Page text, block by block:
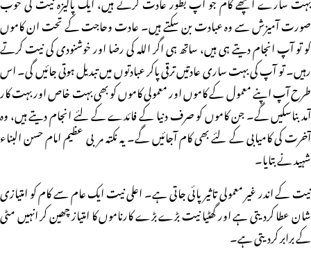
صورت آمیزش سے وہ عبادت بن سکتے ہیں۔ عادت وحاجت کے تحت ان کاموں
کو تو آپ انجام دیتے ہی ہیں، ساتھ ہی اگر اللہ کی رضا اور خوشنودی کی نیت کرتے
رہیں۔ تو آپ کی بہت ساری عادتیں ترقی پاکر عبادتوں میں تبدیل ہوتی جائیں گی۔ اس
طرح آپ اپنے معمول کے کاموں اور معمولی کاموں کو بھی بہت خاص اور بہت کار
آمد بناسکیں گے۔ جن کاموں کو صرف دنیا کے فائدے کے لئے انجام دیتے ہیں، وہ
آخرت کی کامیابی کے لئے بھی کام آجائیں گے۔ یہ نکتہ مربی عظیم امام حسن البناء
شہید نے بتایا۔
نیت کے اندر غیر معمولی تاثیر پائی جاتی ہے۔ اعلی نیت ایک عام سے کام کو امتیازی
شان عطا کردیتی ہے اور گھٹیا نیت بڑے بڑے کارناموں کا امتیاز چھین کر انہیں مٹی
کے برابر کردیتی ہے۔